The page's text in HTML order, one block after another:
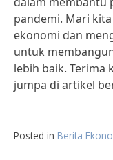
pandemi. Mari
ekonomi dan
untuk
lebih baik. Terima
jumpa di artikel
Posted in Berita